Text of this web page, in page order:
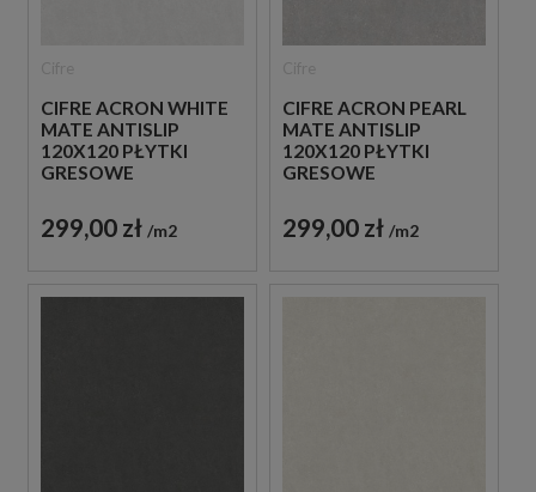
CIFRE ACRON WHITE
MATE ANTISLIP
120X120 PŁYTKI
GRESOWE
299,00 zł m2
CIFRE ACRON PEARL
MATE ANTISLIP
120X120 PŁYTKI
GRESOWE
299,00 zł m2